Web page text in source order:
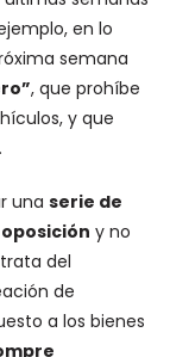
en lo
semana
, que prohíbe
y que
unaserie de
y no
del
de
a los bienes